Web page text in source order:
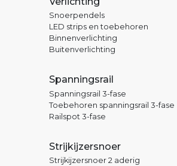
Snoerpendels
LED strips en toebehoren
Binnenverlichting
Buitenverlichting
Spanningsrail
Spanningsrail 3-fase
Toebehoren spanningsrail 3-fase
Railspot 3-fase
Strijkijzersnoer
Strijkijzersnoer 2 aderig